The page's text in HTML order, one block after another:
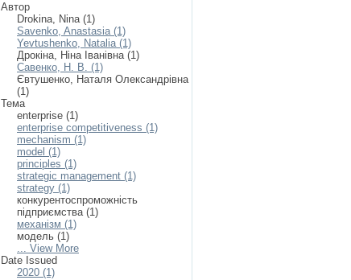
Автор
Drokina, Nina (1)
Savenko, Anastasia (1)
Yevtushenko, Natalia (1)
Дрокіна, Ніна Іванівна (1)
Савенко, Н. В. (1)
Євтушенко, Наталя Олександрівна
(1)
Тема
enterprise (1)
enterprise competitiveness (1)
mechanism (1)
model (1)
principles (1)
strategic management (1)
strategy (1)
конкурентоспроможність
підприємства (1)
механізм (1)
модель (1)
... View More
Date Issued
2020 (1)